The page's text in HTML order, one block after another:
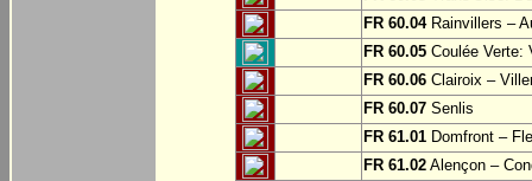
FR 60.04Rainvillers –
FR 60.05 Coulée Verte:
FR 60.06 Clairoix –
FR 60.07 Senlis
FR 61.01 Domfront –
FR 61.02 Alençon –